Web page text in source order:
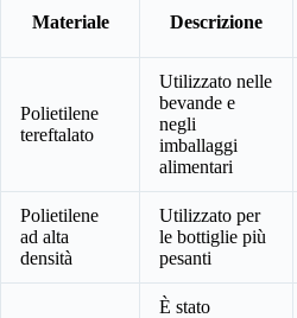
Materiale Descrizione
Polietilene
tereftalato
Utilizzato nelle
bevande e
negli
imballaggi
alimentari
Polietilene
ad alta
densità
Utilizzato per
le bottiglie più
pesanti
È stato